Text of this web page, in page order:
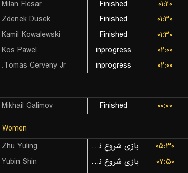
Milan Flesar Finished
۰۱:۲۰
Zdenek Dusek Finished
۰۱:۳۰
Kamil Kowalewski Finished
۰۱:۳۰
Kos Pawel inprogress
۰۲:۰۰
Tomas Cerveny Jr. inprogress
۰۲:۰۰
Mikhail Galimov Finished
۰۰:۰۰
Zhu Yuling بازی شروع نشده است
۰۵:۳۰
Yubin Shin بازی شروع نشده است
۰۷:۵۰